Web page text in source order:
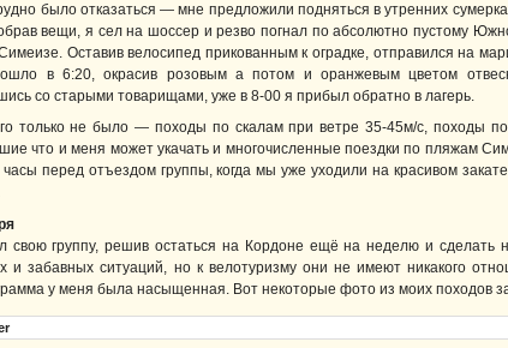
было отказаться — мне предложили подняться в утренних
вещи, я сел на шоссер и резво погнал по абсолютно пустому
Оставив велосипед прикованным к оградке, отправился на
в 6:20, окрасив розовым а потом и оранжевым цветом
со старыми товарищами, уже в 8-00 я прибыл обратно в лагерь.
только не было — походы по скалам при ветре 35-45м/с, походы
что и меня может укачать и многочисленные поездки по пляжам
перед отъездом группы, когда мы уже уходили на красивом
свою группу, решив остаться на Кордоне ещё на неделю и сделать
и забавных ситуаций, но к велотуризму они не имеют никакого
у меня была насыщенная. Вот некоторые фото из моих походов